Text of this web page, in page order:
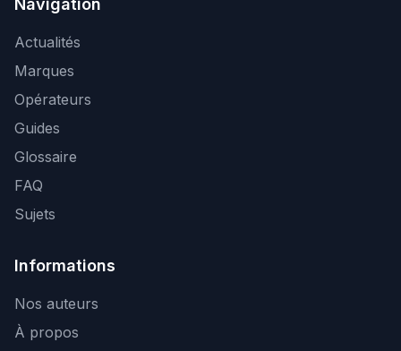
Navigation
Actualités
Marques
Opérateurs
Guides
Glossaire
FAQ
Sujets
Informations
Nos auteurs
À propos